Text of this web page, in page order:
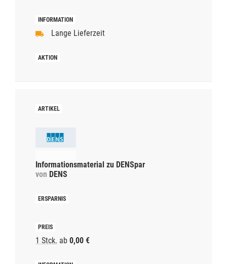
Lange Lieferzeit
Informationsmaterial zu DENSpar
von DENS
1 Stck. ab 0,00 €